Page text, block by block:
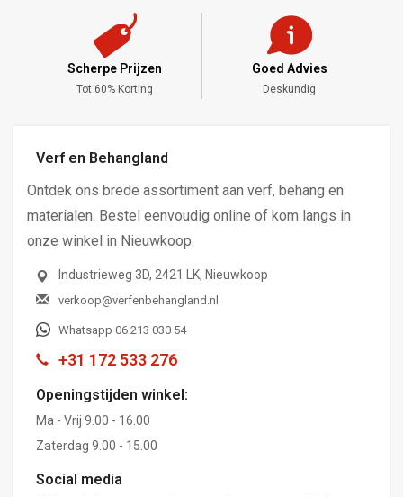
Scherpe Prijzen
Tot 60% Korting
Goed Advies
Deskundig
Verf en Behangland
Ontdek ons brede assortiment aan verf, behang en
materialen. Bestel eenvoudig online of kom langs in
onze winkel in Nieuwkoop.
Industrieweg 3D, 2421 LK, Nieuwkoop
verkoop@verfenbehangland.nl
Whatsapp 06 213 030 54
+31 172 533 276
Openingstijden winkel:
Ma - Vrij 9.00 - 16.00
Zaterdag 9.00 - 15.00
Social media